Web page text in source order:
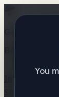
You
Get the
Better than